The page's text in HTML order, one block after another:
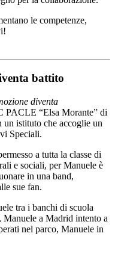
le competenze,
battito
diventa
PACLE “Elsa Morante” di
istituto che accoglie un
Speciali.
a tutta la classe di
e sociali, per Manuele è
in una band,
sue fan.
tra i banchi di scuola
Manuele a Madrid intento a
nel parco, Manuele in